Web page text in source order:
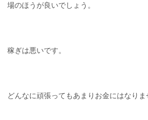
場のほうが良いでしょう。
稼ぎは悪いです。
どんなに頑張ってもあまりお金にはなりま